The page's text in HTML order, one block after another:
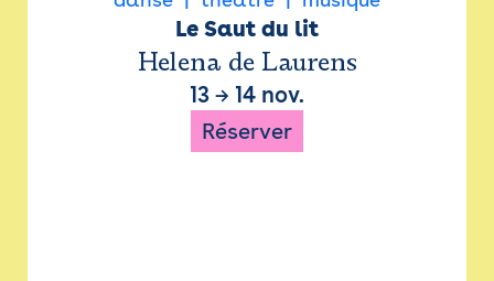
Le Saut du lit
Helena de Laurens
13 → 14 nov.
Réserver